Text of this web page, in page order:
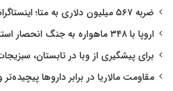
ضربه ۵۶۷ میلیون دلاری به متا؛ اینستاگرام زیر تیغ دادگاه
اروپا با ۳۴۸ ماهواره به جنگ انحصار استارلینک می‌رود
برای پیشگیری از وبا در تابستان،
مقاومت مالاریا در برابر داروها